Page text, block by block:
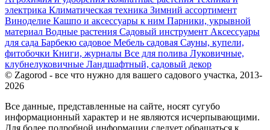
электрика Климатическая техника Зимний ассортимент
Виноделие Кашпо и аксессуары к ним Парники, укрывной
материал Водные растения Садовый инструмент Аксессуары
для сада Барбекю садовое Мебель садовая Сауны, купели,
фитобочки Книги, журналы Все для полива Луковичные,
клубнелуковичные Ландшафтный, садовый декор
© Zagorod - все что нужно для вашего садового участка, 2013-
2026
Все данные, представленные на сайте, носят сугубо
информационный характер и не являются исчерпывающими.
Для более подробной информации следует обращаться к